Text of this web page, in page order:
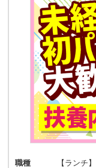
職種
【ランチ